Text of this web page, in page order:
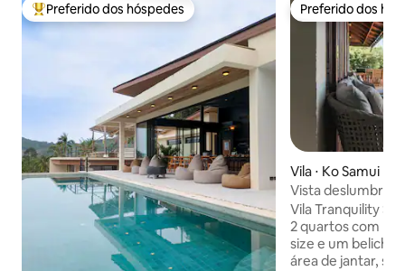
Entre os melhores preferidos dos hóspedes
Preferido dos hóspedes Preferido dos
Preferido dos
Vila ⋅ Ko Samui
Vista
Tranquility
Vila Tranquility Samui Villa
2 quartos com
size e um
área de jantar,